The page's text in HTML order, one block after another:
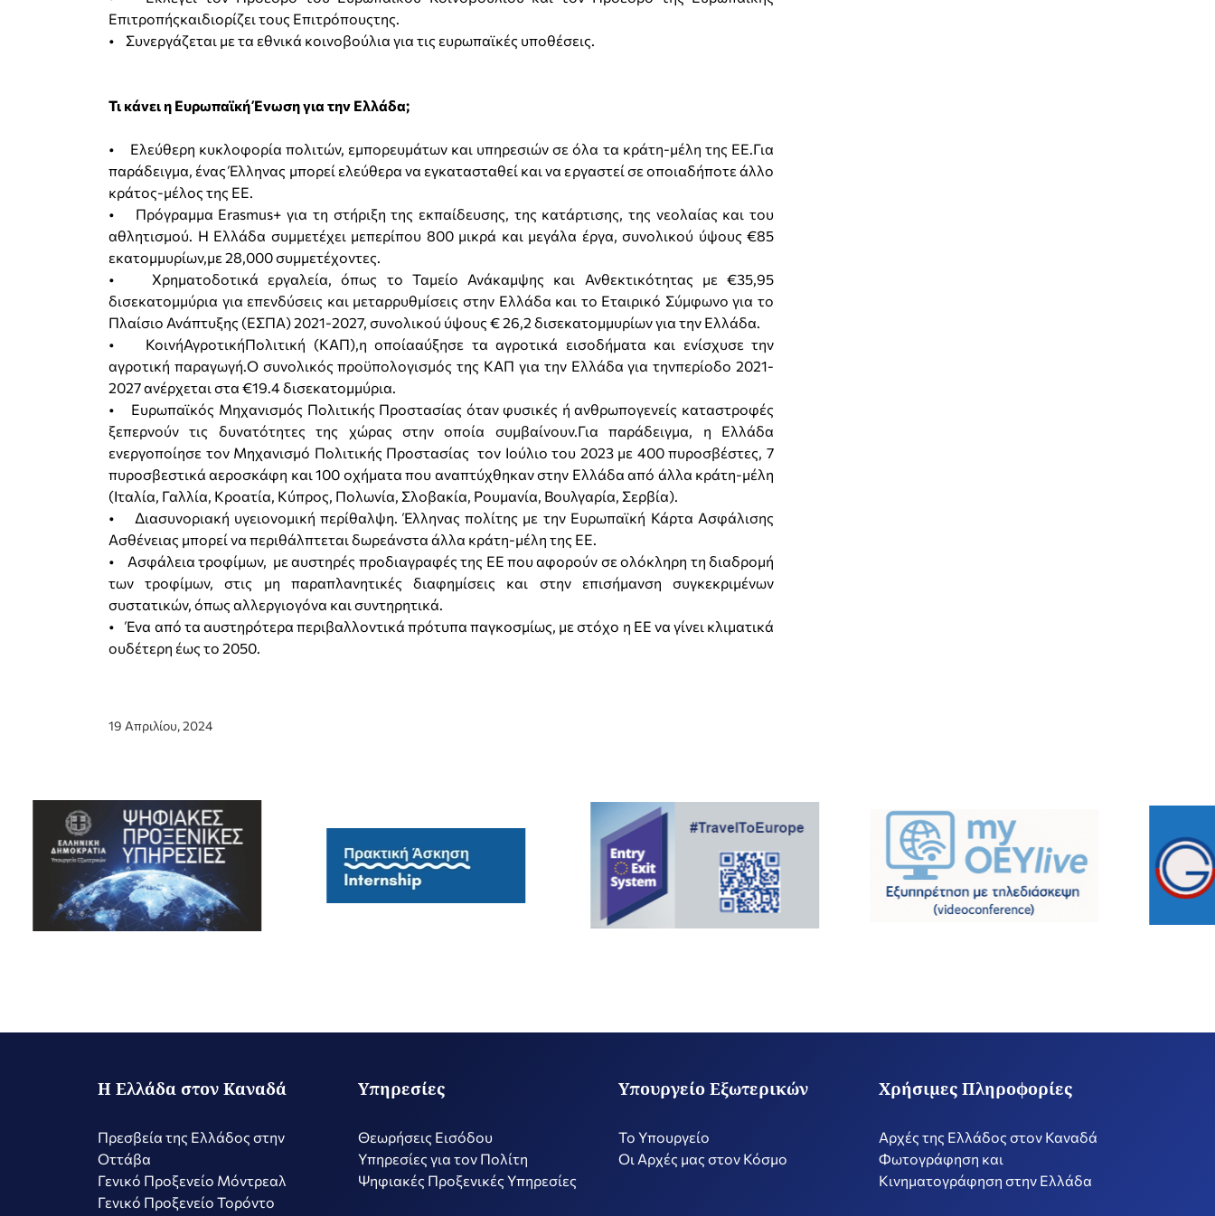
Επιτροπήςκαιδιορίζει τους Επιτρόπουςτης.
• Συνεργάζεται με τα εθνικά κοινοβούλια για τις ευρωπαϊκές υποθέσεις.
Τι κάνει η Ευρωπαϊκή Ένωση για την Ελλάδα;
• Ελεύθερη κυκλοφορία πολιτών, εμπορευμάτων και υπηρεσιών σε όλα τα κράτη-μέλη της ΕΕ.Για
παράδειγμα, ένας Έλληνας μπορεί ελεύθερα να εγκατασταθεί και να εργαστεί σε οποιαδήποτε άλλο
κράτος-μέλος της ΕΕ.
• Πρόγραμμα Erasmus+ για τη στήριξη της εκπαίδευσης, της κατάρτισης, της νεολαίας και του
αθλητισμού. Η Ελλάδα συμμετέχει μεπερίπου 800 μικρά και μεγάλα έργα, συνολικού ύψους €85
εκατομμυρίων,με 28,000 συμμετέχοντες.
• Χρηματοδοτικά εργαλεία, όπως το Ταμείο Ανάκαμψης και Ανθεκτικότητας με €35,95
δισεκατομμύρια για επενδύσεις και μεταρρυθμίσεις στην Ελλάδα και το Εταιρικό Σύμφωνο για το
Πλαίσιο Ανάπτυξης (ΕΣΠΑ) 2021-2027, συνολικού ύψους € 26,2 δισεκατομμυρίων για την Ελλάδα.
• ΚοινήΑγροτικήΠολιτική (ΚΑΠ),η οποίααύξησε τα αγροτικά εισοδήματα και ενίσχυσε την
αγροτική παραγωγή.Ο συνολικός προϋπολογισμός της ΚΑΠ για την Ελλάδα για τηνπερίοδο 2021-
2027 ανέρχεται στα €19.4 δισεκατομμύρια.
• Ευρωπαϊκός Μηχανισμός Πολιτικής Προστασίας όταν φυσικές ή ανθρωπογενείς καταστροφές
ξεπερνούν τις δυνατότητες της χώρας στην οποία συμβαίνουν.Για παράδειγμα, η Ελλάδα
ενεργοποίησε τον Μηχανισμό Πολιτικής Προστασίας τον Ιούλιο του 2023 με 400 πυροσβέστες, 7
πυροσβεστικά αεροσκάφη και 100 οχήματα που αναπτύχθηκαν στην Ελλάδα από άλλα κράτη-μέλη
(Ιταλία, Γαλλία, Κροατία, Κύπρος, Πολωνία, Σλοβακία, Ρουμανία, Βουλγαρία, Σερβία).
• Διασυνοριακή υγειονομική περίθαλψη. Έλληνας πολίτης με την Ευρωπαϊκή Κάρτα Ασφάλισης
Ασθένειας μπορεί να περιθάλπτεται δωρεάνστα άλλα κράτη-μέλη της ΕΕ.
• Ασφάλεια τροφίμων, με αυστηρές προδιαγραφές της ΕΕ που αφορούν σε ολόκληρη τη διαδρομή
των τροφίμων, στις μη παραπλανητικές διαφημίσεις και στην επισήμανση συγκεκριμένων
συστατικών, όπως αλλεργιογόνα και συντηρητικά.
• Ένα από τα αυστηρότερα περιβαλλοντικά πρότυπα παγκοσμίως, με στόχο η ΕΕ να γίνει κλιματικά
ουδέτερη έως το 2050.
19 Απριλίου, 2024
Η Ελλάδα στον Καναδά
Πρεσβεία της Ελλάδος στην
Οττάβα
Γενικό Προξενείο Μόντρεαλ
Γενικό Προξενείο Τορόντο
Υπηρεσίες
Θεωρήσεις Εισόδου
Υπηρεσίες για τον Πολίτη
Ψηφιακές Προξενικές Υπηρεσίες
Υπουργείο Εξωτερικών
Το Υπουργείο
Οι Αρχές μας στον Κόσμο
Χρήσιμες Πληροφορίες
Αρχές της Ελλάδος στον Καναδά
Φωτογράφηση και
Κινηματογράφηση στην Ελλάδα